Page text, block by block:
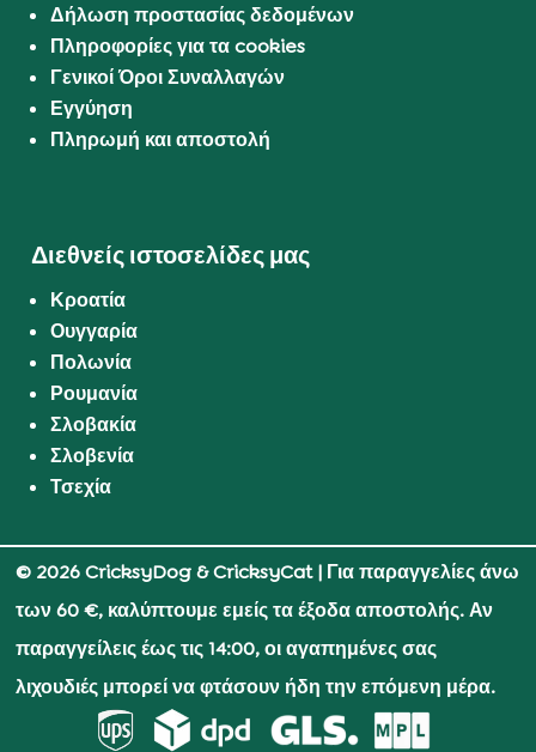
Δήλωση προστασίας δεδομένων
Πληροφορίες για τα cookies
Γενικοί Όροι Συναλλαγών
Εγγύηση
Πληρωμή και αποστολή
Διεθνείς ιστοσελίδες μας
Κροατία
Ουγγαρία
Πολωνία
Ρουμανία
Σλοβακία
Σλοβενία
Τσεχία
© 2026 CricksyDog & CricksyCat| Για παραγγελίες άνω
των 60 €, καλύπτουμε εμείς τα έξοδα αποστολής. Αν
παραγγείλεις έως τις 14:00, οι αγαπημένες σας
λιχουδιές μπορεί να φτάσουν ήδη την επόμενη μέρα.